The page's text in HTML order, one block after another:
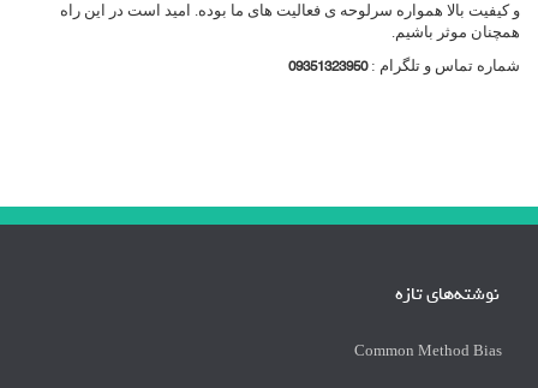
و کیفیت بالا همواره سرلوحه ی فعالیت های ما بوده. امید است در این راه
همچنان موثر باشیم.
شماره تماس و تلگرام :09351323950
نوشته‌های تازه
Common Method Bias